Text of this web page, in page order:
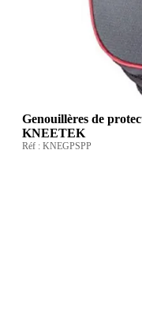
Genouillères de
KNEETEK
Réf : KNEGPSPP